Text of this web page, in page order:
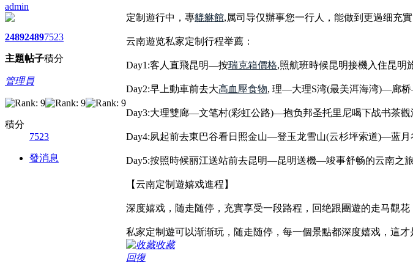
admin
2489
主題
2489
帖子
7523
積分
管理員
積分
7523
發消息
️定制遊行中，專貔貅館,属司导仅辦事您一行人，能做到更過细充
云南遊览私家定制行程举薦：
Day1:客人直飛昆明—按瑞克箱價格,照航班時候昆明接機入住昆明
Day2:早上動車前去大高血壓食物, 理—大理S湾(最美洱海湾)—廊
Day3:大理雙廊—文笔村(彩虹公路)—抱负邦圣托里尼喝下战书茶
Day4:夙起前去東巴谷看日照金山—登玉龙雪山(云杉坪索道)—蓝
Day5:按照時候丽江送站前去昆明—昆明送機—竣事舒畅的云南之旅
【云南定制遊嬉戏進程】
深度嬉戏，随走随停，充實享受一段路程，回绝跟團遊的走马觀花
私家定制遊可以渐渐玩，随走随停，每一個景點都深度嬉戏，這才
收藏
回復